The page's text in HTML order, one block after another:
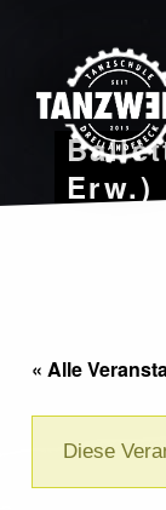
Erw.)
« Alle
Diese